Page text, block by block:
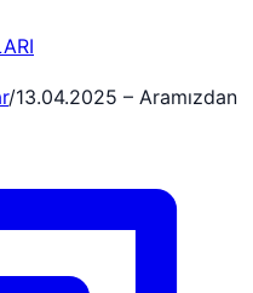
/13.04.2025 – Aramızdan